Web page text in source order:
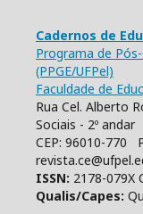
Cadernos de
Programa de
(PPGE/UFPel)
Faculdade de
Rua Cel. Alberto
Sociais - 2º andar
CEP: 96010-770
ISSN: 2178-079X
Qualis/Capes: